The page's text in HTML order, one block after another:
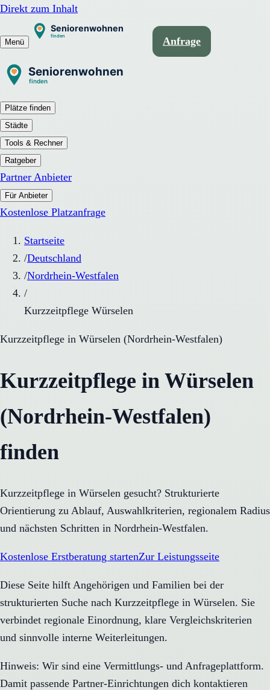
Direkt zum Inhalt
Menü Anfrage
Plätze finden
Städte
Tools & Rechner
Ratgeber
Partner Anbieter
Für Anbieter
Kostenlose Platzanfrage
Startseite
/Deutschland
/Nordrhein-Westfalen
/
Kurzzeitpflege Würselen
Kurzzeitpflege in Würselen (Nordrhein-Westfalen)
Kurzzeitpflege in Würselen
(Nordrhein-Westfalen)
finden
Kurzzeitpflege in Würselen gesucht? Strukturierte
Orientierung zu Ablauf, Auswahlkriterien, regionalem Radius
und nächsten Schritten in Nordrhein-Westfalen.
Kostenlose Erstberatung startenZur Leistungsseite
Diese Seite hilft Angehörigen und Familien bei der
strukturierten Suche nach Kurzzeitpflege in Würselen. Sie
verbindet regionale Einordnung, klare Vergleichskriterien
und sinnvolle interne Weiterleitungen.
Hinweis: Wir sind eine Vermittlungs- und Anfrageplattform.
Damit passende Partner-Einrichtungen dich kontaktieren